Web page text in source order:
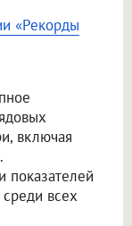
«Рекорды
включая
показателей
всех